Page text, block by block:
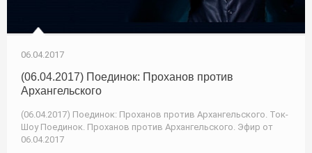
06.04.2017
(06.04.2017) Поединок: Проханов против
Архангельского
(06.04.2017) Поединок: Проханов против Архангельского. Ток-
Шоу Поединок. Проханов против Архангельского. Эфир от
06.04.2017